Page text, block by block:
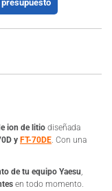
ion de litio diseñada
y FT-70DE. Con una
de tu equipo Yaesu,
en todo momento.